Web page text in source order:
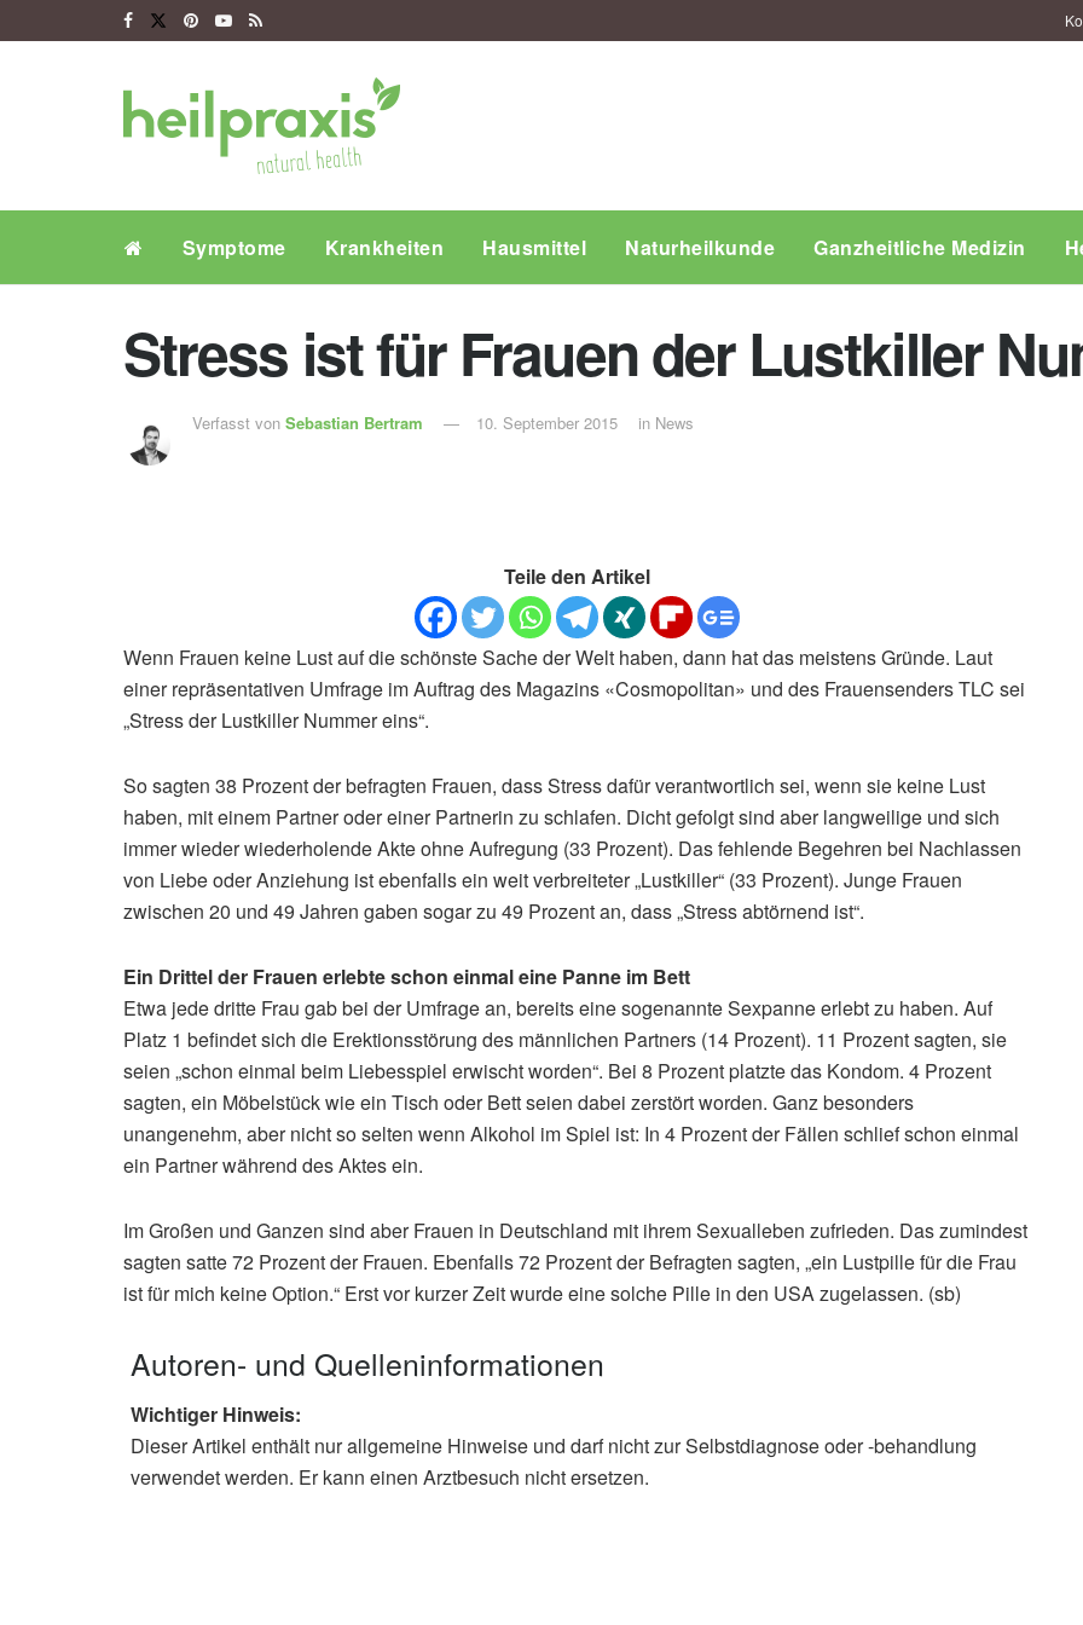
Symptome Krankheiten Hausmittel Naturheilkunde Ganzheitliche Medizin
Stress ist für Frauen der Lustkiller
Verfasst von Sebastian Bertram 10. September 2015 in News
Teile den Artikel
Wenn Frauen keine Lust auf die schönste Sache der Welt haben, dann hat das meistens Gründe. Laut
einer repräsentativen Umfrage im Auftrag des Magazins «Cosmopolitan» und des Frauensenders TLC sei
„Stress der Lustkiller Nummer eins“.
So sagten 38 Prozent der befragten Frauen, dass Stress dafür verantwortlich sei, wenn sie keine Lust
haben, mit einem Partner oder einer Partnerin zu schlafen. Dicht gefolgt sind aber langweilige und sich
immer wieder wiederholende Akte ohne Aufregung (33 Prozent). Das fehlende Begehren bei Nachlassen
von Liebe oder Anziehung ist ebenfalls ein weit verbreiteter „Lustkiller“ (33 Prozent). Junge Frauen
zwischen 20 und 49 Jahren gaben sogar zu 49 Prozent an, dass „Stress abtörnend ist“.
Ein Drittel der Frauen erlebte schon einmal eine Panne im Bett
Etwa jede dritte Frau gab bei der Umfrage an, bereits eine sogenannte Sexpanne erlebt zu haben. Auf
Platz 1 befindet sich die Erektionsstörung des männlichen Partners (14 Prozent). 11 Prozent sagten, sie
seien „schon einmal beim Liebesspiel erwischt worden“. Bei 8 Prozent platzte das Kondom. 4 Prozent
sagten, ein Möbelstück wie ein Tisch oder Bett seien dabei zerstört worden. Ganz besonders
unangenehm, aber nicht so selten wenn Alkohol im Spiel ist: In 4 Prozent der Fällen schlief schon einmal
ein Partner während des Aktes ein.
Im Großen und Ganzen sind aber Frauen in Deutschland mit ihrem Sexualleben zufrieden. Das zumindest
sagten satte 72 Prozent der Frauen. Ebenfalls 72 Prozent der Befragten sagten, „ein Lustpille für die Frau
ist für mich keine Option.“ Erst vor kurzer Zeit wurde eine solche Pille in den USA zugelassen. (sb)
Autoren- und Quelleninformationen
Wichtiger Hinweis:
Dieser Artikel enthält nur allgemeine Hinweise und darf nicht zur Selbstdiagnose oder -behandlung
verwendet werden. Er kann einen Arztbesuch nicht ersetzen.